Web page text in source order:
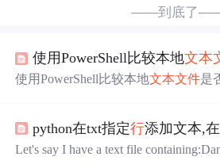
——到底了
使用PowerShell比较本地文本
使用PowerShell比较本地文本文件是
件的内容是否相同。 比较本地文本
件也是同样的2种思路，只不过要首
python在txt指定行添加文本,
Let's say I have a text file